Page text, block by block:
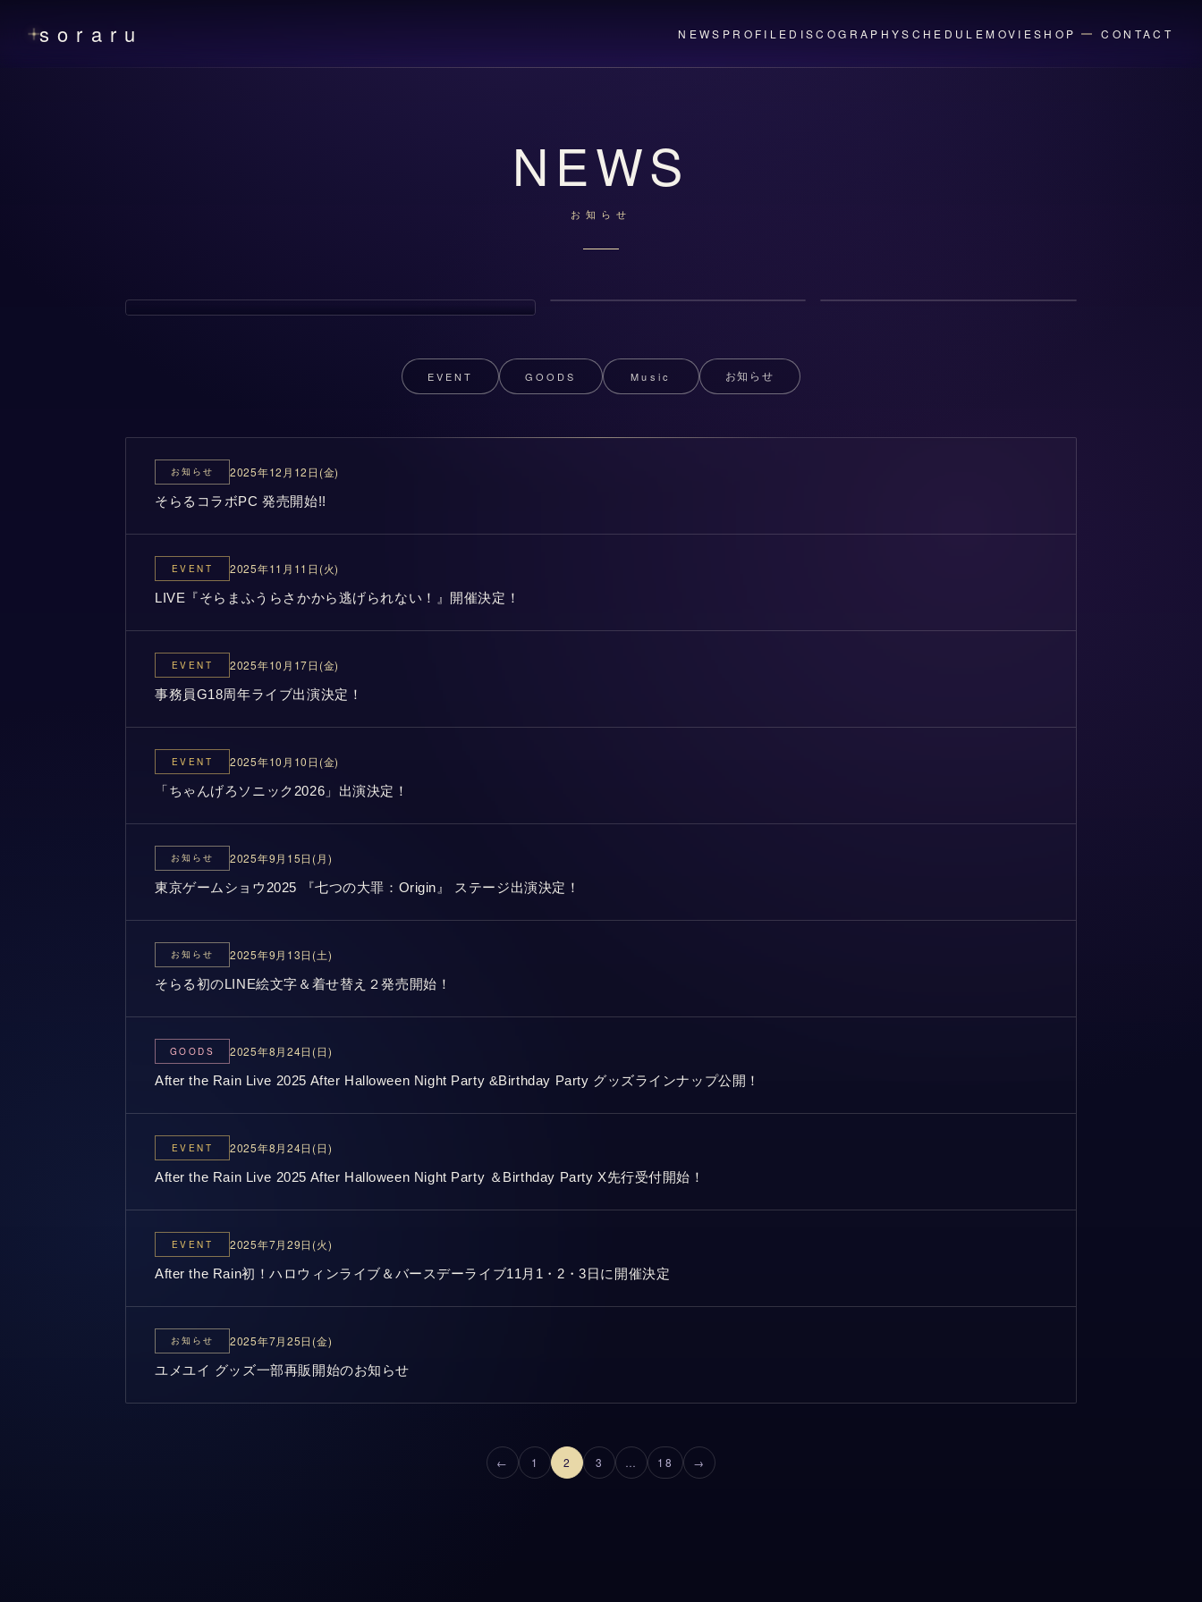
soraru NEWS PROFILE DISCOGRAPHYSCHEDULEMOVIESHOP CONTACT
NEWS
お知らせ
あらきライブツアー2026 LIVE ARK
EVENT GOODS Music お知らせ
お知らせ 2025年12月12日(金)
そらるコラボPC 発売開始!!
EVENT 2025年11月11日(火)
LIVE『そらまふうらさかから逃げられない！』開催決定！
EVENT 2025年10月17日(金)
事務員G18周年ライブ出演決定！
EVENT 2025年10月10日(金)
「ちゃんげろソニック2026」出演決定！
お知らせ 2025年9月15日(月)
東京ゲームショウ2025 『七つの大罪：Origin』 ステージ出演決定！
お知らせ 2025年9月13日(土)
そらる初のLINE絵文字＆着せ替え２発売開始！
GOODS 2025年8月24日(日)
After the Rain Live 2025 After Halloween Night Party &Birthday Party グッズラインナップ公開！
EVENT 2025年8月24日(日)
After the Rain Live 2025 After Halloween Night Party ＆Birthday Party X先行受付開始！
EVENT 2025年7月29日(火)
After the Rain初！ハロウィンライブ＆バースデーライブ11月1・2・3日に開催決定
お知らせ 2025年7月25日(金)
ユメユイ グッズ一部再販開始のお知らせ
投稿のページ送り
← 1 2 3 … 18 →